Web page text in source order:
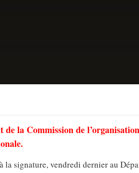
la Commission de
signature, vendredi dernier au